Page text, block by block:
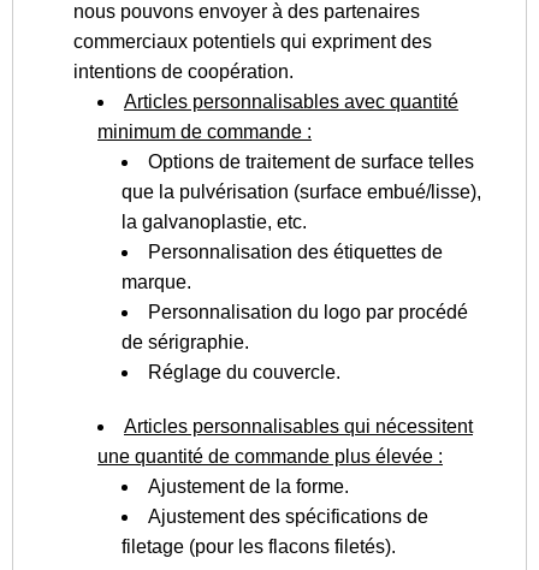
nous pouvons envoyer à des partenaires
commerciaux potentiels qui expriment des
intentions de coopération.
Articles personnalisables avec quantité
minimum de commande :
Options de traitement de surface telles
que la pulvérisation (surface embué/lisse),
la galvanoplastie, etc.
Personnalisation des étiquettes de
marque.
Personnalisation du logo par procédé
de sérigraphie.
Réglage du couvercle.
Articles personnalisables qui nécessitent
une quantité de commande plus élevée :
Ajustement de la forme.
Ajustement des spécifications de
filetage (pour les flacons filetés).